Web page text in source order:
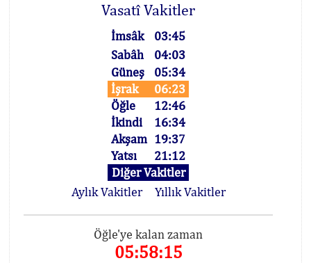
Vasatî Vakitler
İmsâk
03:45
Sabâh
04:03
Güneş
05:34
İşrak
06:23
Öğle
12:46
İkindi
16:34
Akşam 19:37
Yatsı
21:12
Diğer Vakitler
Aylık Vakitler
Yıllık Vakitler
Öğle'ye kalan zaman
05:58:15